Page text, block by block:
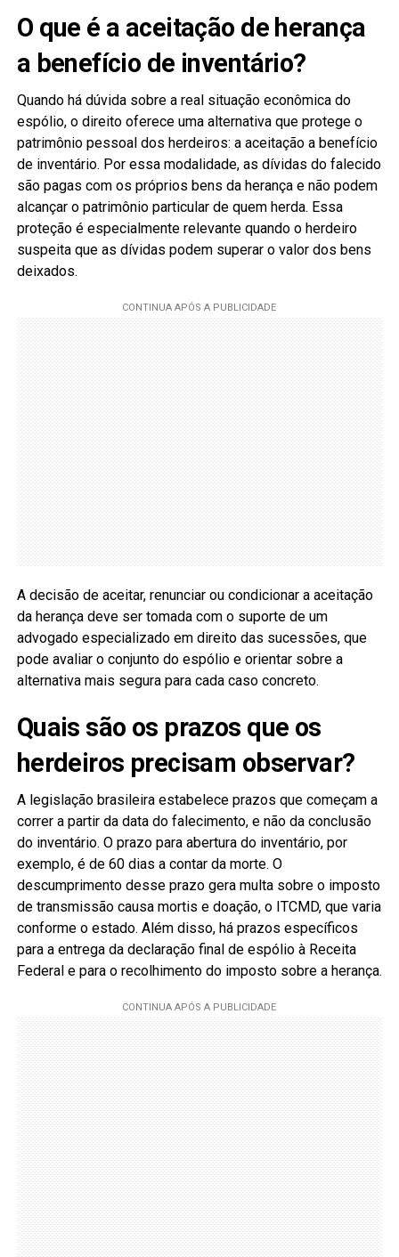
O que é a aceitação de herança
a benefício de inventário?
Quando há dúvida sobre a real situação econômica do
espólio, o direito oferece uma alternativa que protege o
patrimônio pessoal dos herdeiros: a aceitação a benefício
de inventário. Por essa modalidade, as dívidas do falecido
são pagas com os próprios bens da herança e não podem
alcançar o patrimônio particular de quem herda. Essa
proteção é especialmente relevante quando o herdeiro
suspeita que as dívidas podem superar o valor dos bens
deixados.
A decisão de aceitar, renunciar ou condicionar a aceitação
da herança deve ser tomada com o suporte de um
advogado especializado em direito das sucessões, que
pode avaliar o conjunto do espólio e orientar sobre a
alternativa mais segura para cada caso concreto.
Quais são os prazos que os
herdeiros precisam observar?
A legislação brasileira estabelece prazos que começam a
correr a partir da data do falecimento, e não da conclusão
do inventário. O prazo para abertura do inventário, por
exemplo, é de 60 dias a contar da morte. O
descumprimento desse prazo gera multa sobre o imposto
de transmissão causa mortis e doação, o ITCMD, que varia
conforme o estado. Além disso, há prazos específicos
para a entrega da declaração final de espólio à Receita
Federal e para o recolhimento do imposto sobre a herança.